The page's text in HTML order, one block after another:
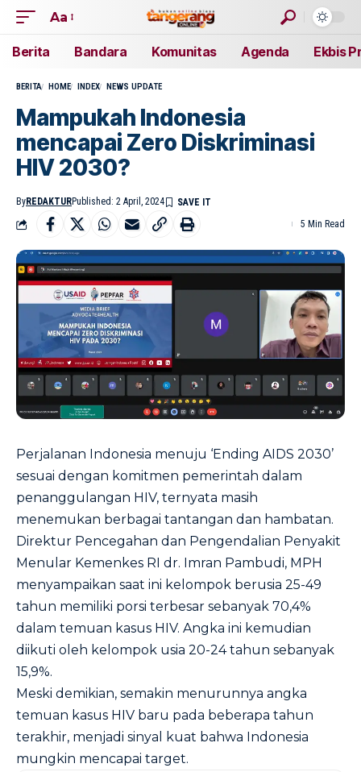
Aa
Berita Bandara Komunitas Agenda Ekbis
BERITA HOME INDEX NEWS UPDATE
Mampukah Indonesia
mencapai Zero Diskriminasi
HIV 2030?
ByREDAKTURPublished: 2 April, 2024
5 Min Read
Perjalanan Indonesia menuju ‘Ending AIDS 2030’
sesuai dengan komitmen pemerintah dalam
penanggulangan HIV, ternyata masih
menemukan berbagai tantangan dan hambatan.
Direktur Pencegahan dan Pengendalian Penyakit
Menular Kemenkes RI dr. Imran Pambudi, MPH
menyampaikan saat ini kelompok berusia 25-49
tahun memiliki porsi terbesar sebanyak 70,4%
dalam temuan kasus HIV. Angka ini kemudian
diikuti oleh kelompok usia 20-24 tahun sebanyak
15,9%.
Meski demikian, semakin menurunnya angka
temuan kasus HIV baru pada beberapa tahun
terakhir, menjadi sinyal kuat bahwa Indonesia
mungkin mencapai target.